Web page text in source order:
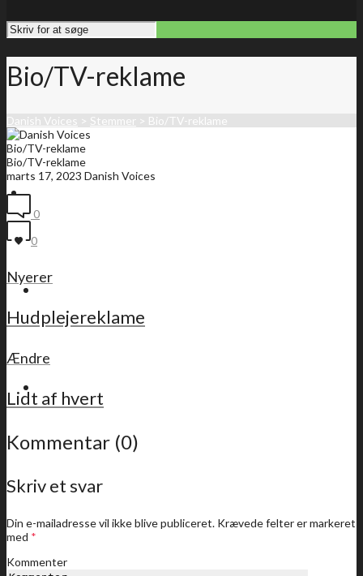
Forside
Medlemsliste
For medlemmer
Sidste nyt
Bio/TV-reklame
Danish Voices > Stemmer > Bio/TV-reklame
Bio/TV-reklame
Bio/TV-reklame
marts 17, 2023 Danish Voices
0
0
Nyerer
Hudplejereklame
Ændre
Lidt af hvert
Kommentar (0)
Skriv et svar
Din e-mailadresse vil ikke blive publiceret. Krævede felter er markeret
med *
Kommenter